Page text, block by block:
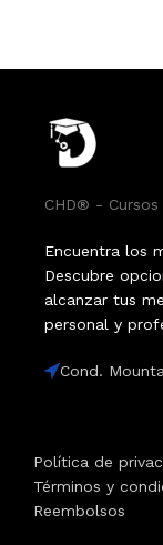
CHD® -
Encuentra los
Descubre
alcanzar tus
personal y
Cond.
Política de
Términos y
Reembolsos